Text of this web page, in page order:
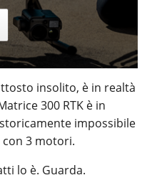
insolito, è in realtà
300 RTK è in
impossibile
3 motori.
lo è. Guarda.